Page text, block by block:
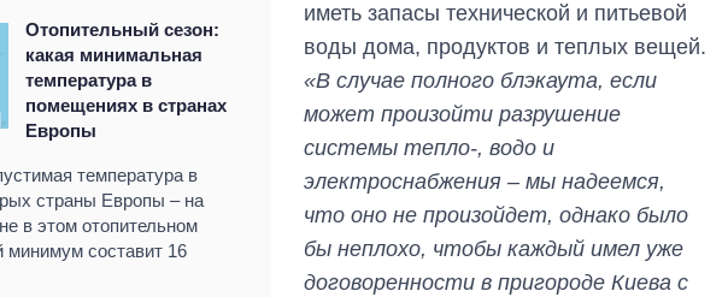
Отопительный сезон:
какая минимальная
температура в
помещениях в странах
Европы
температура в
страны Европы – на
в этом отопительном
минимум составит 16
иметь запасы технической и питьевой
воды дома, продуктов и теплых вещей.
«В случае полного блэкаута, если
может произойти разрушение
системы тепло-, водо и
электроснабжения – мы надеемся,
что оно не произойдет, однако было
бы неплохо, чтобы каждый имел уже
договоренности в пригороде Киева с
Министерства
обороны за 13 лет
войны с россией